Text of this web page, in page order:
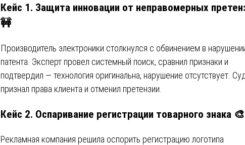
Кейc 1. Защита инновации от неправомерных
🚧
Производитель электроники столкнулся с обвинением в
патента. Эксперт провел системный поиск, сравнил признаки и
подтвердил — технология оригинальна, нарушение отсутствует. Суд
признал права клиента и отменил претензии.
Кейc 2. Оспаривание регистрации товарного знака 🎨
Рекламная компания решила оспорить регистрацию логотипа